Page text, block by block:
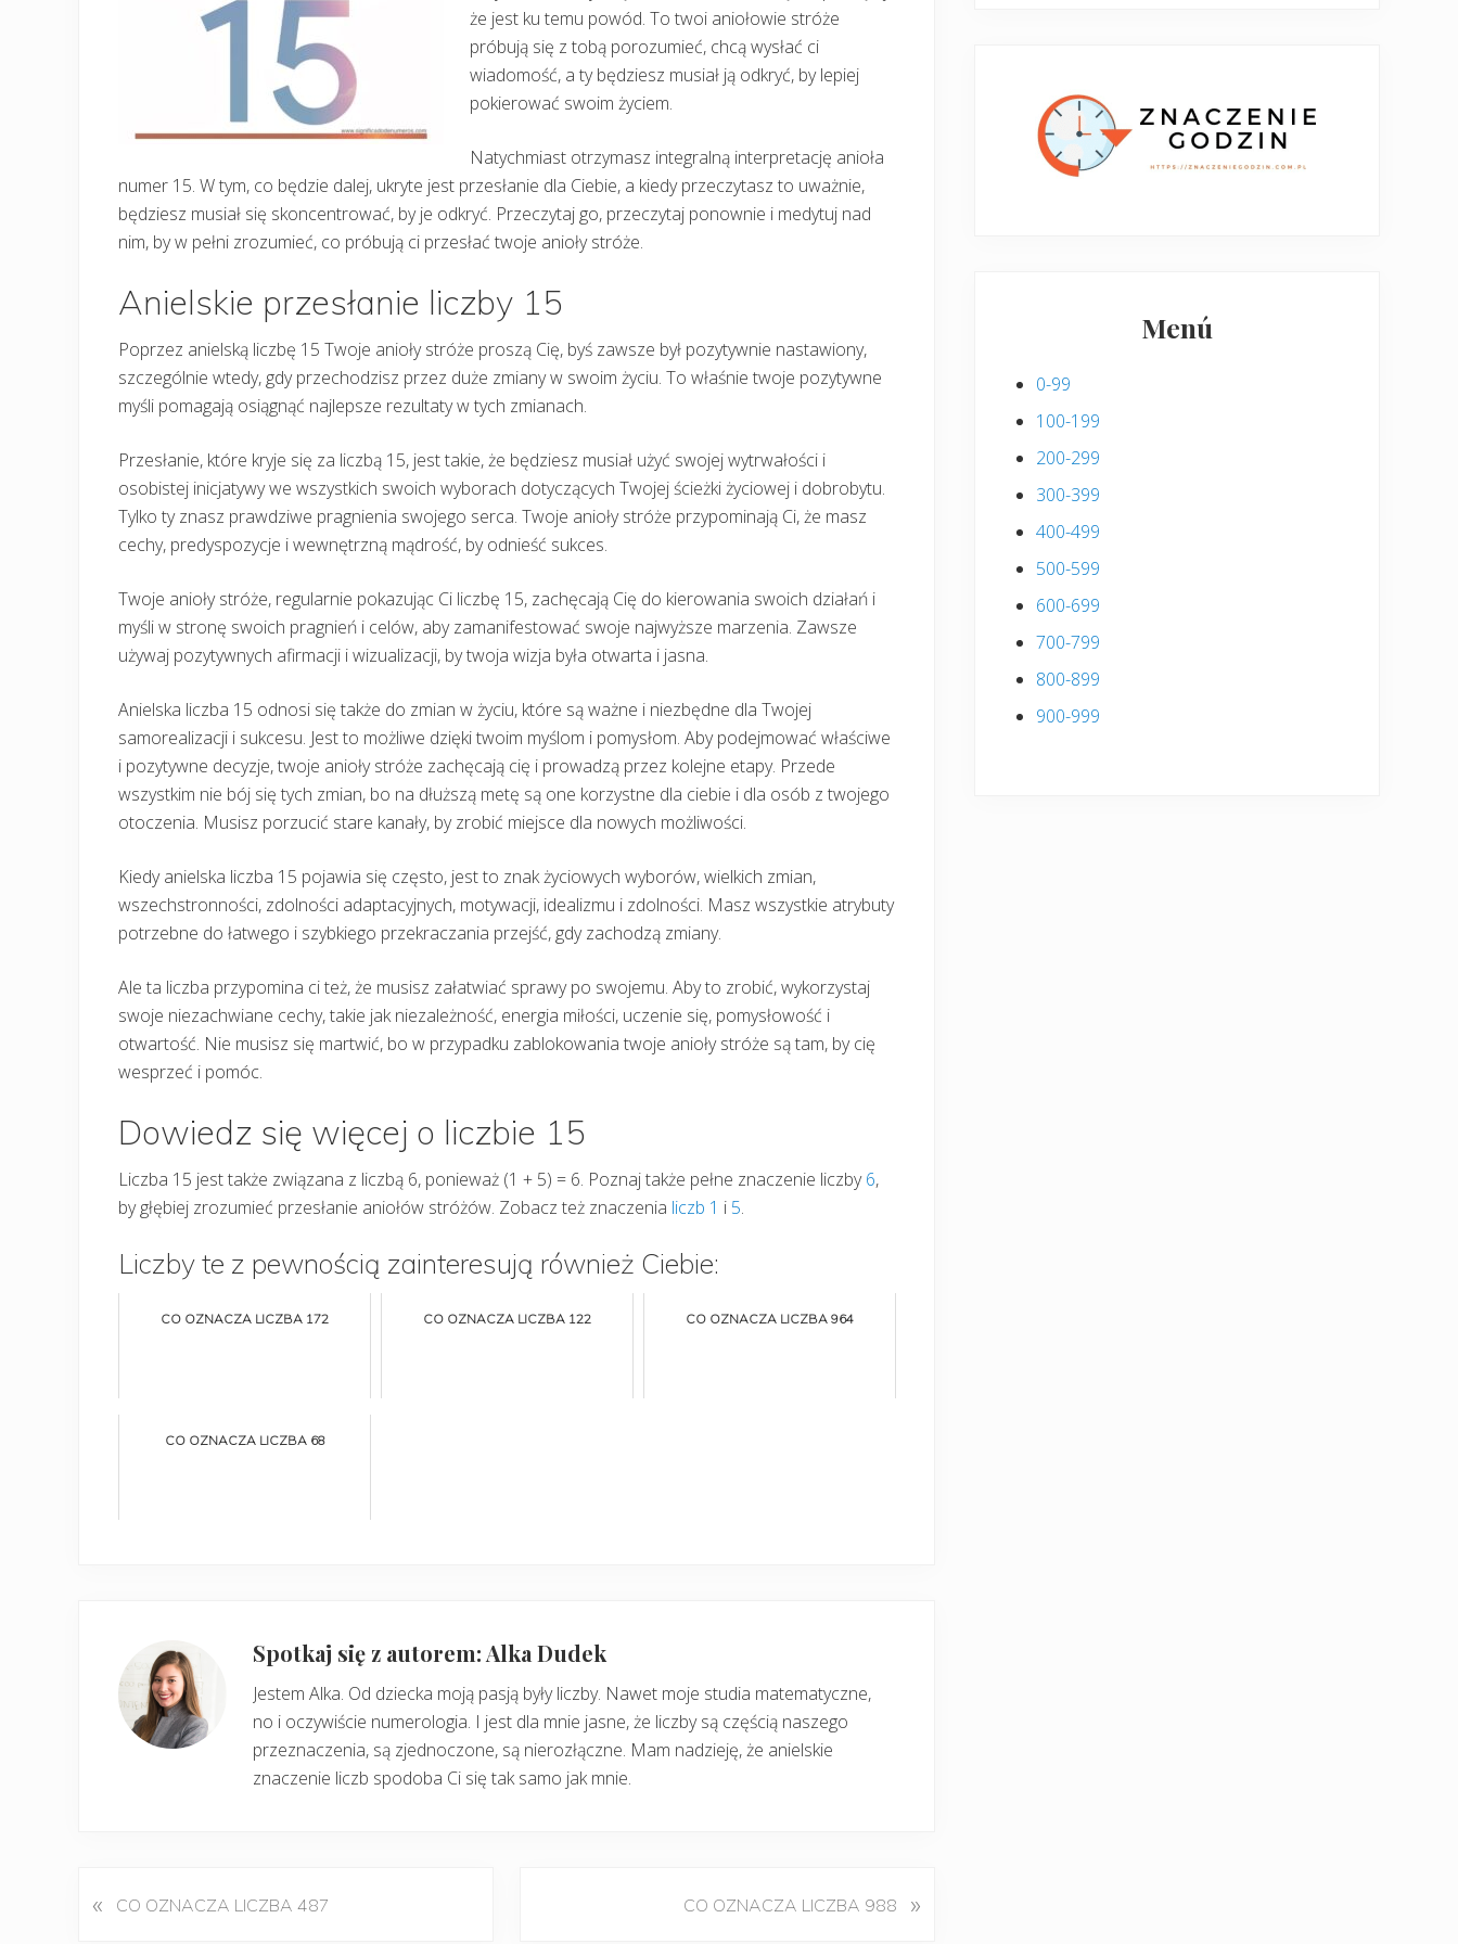
że jest ku temu powód. To twoi aniołowie stróże
próbują się z tobą porozumieć, chcą wysłać ci
wiadomość, a ty będziesz musiał ją odkryć, by lepiej
pokierować swoim życiem.
Natychmiast otrzymasz integralną interpretację anioła
numer 15. W tym, co będzie dalej, ukryte jest przesłanie dla Ciebie, a kiedy przeczytasz to uważnie,
będziesz musiał się skoncentrować, by je odkryć. Przeczytaj go, przeczytaj ponownie i medytuj nad
nim, by w pełni zrozumieć, co próbują ci przesłać twoje anioły stróże.
Anielskie przesłanie liczby 15
Poprzez anielską liczbę 15 Twoje anioły stróże proszą Cię, byś zawsze był pozytywnie nastawiony,
szczególnie wtedy, gdy przechodzisz przez duże zmiany w swoim życiu. To właśnie twoje pozytywne
myśli pomagają osiągnąć najlepsze rezultaty w tych zmianach.
Przesłanie, które kryje się za liczbą 15, jest takie, że będziesz musiał użyć swojej wytrwałości i
osobistej inicjatywy we wszystkich swoich wyborach dotyczących Twojej ścieżki życiowej i dobrobytu.
Tylko ty znasz prawdziwe pragnienia swojego serca. Twoje anioły stróże przypominają Ci, że masz
cechy, predyspozycje i wewnętrzną mądrość, by odnieść sukces.
Twoje anioły stróże, regularnie pokazując Ci liczbę 15, zachęcają Cię do kierowania swoich działań i
myśli w stronę swoich pragnień i celów, aby zamanifestować swoje najwyższe marzenia. Zawsze
używaj pozytywnych afirmacji i wizualizacji, by twoja wizja była otwarta i jasna.
Anielska liczba 15 odnosi się także do zmian w życiu, które są ważne i niezbędne dla Twojej
samorealizacji i sukcesu. Jest to możliwe dzięki twoim myślom i pomysłom. Aby podejmować właściwe
i pozytywne decyzje, twoje anioły stróże zachęcają cię i prowadzą przez kolejne etapy. Przede
wszystkim nie bój się tych zmian, bo na dłuższą metę są one korzystne dla ciebie i dla osób z twojego
otoczenia. Musisz porzucić stare kanały, by zrobić miejsce dla nowych możliwości.
Kiedy anielska liczba 15 pojawia się często, jest to znak życiowych wyborów, wielkich zmian,
wszechstronności, zdolności adaptacyjnych, motywacji, idealizmu i zdolności. Masz wszystkie atrybuty
potrzebne do łatwego i szybkiego przekraczania przejść, gdy zachodzą zmiany.
Ale ta liczba przypomina ci też, że musisz załatwiać sprawy po swojemu. Aby to zrobić, wykorzystaj
swoje niezachwiane cechy, takie jak niezależność, energia miłości, uczenie się, pomysłowość i
otwartość. Nie musisz się martwić, bo w przypadku zablokowania twoje anioły stróże są tam, by cię
wesprzeć i pomóc.
Dowiedz się więcej o liczbie 15
Liczba 15 jest także związana z liczbą 6, ponieważ (1 + 5) = 6. Poznaj także pełne znaczenie liczby6,
by głębiej zrozumieć przesłanie aniołów stróżów. Zobacz też znaczenia liczb 1 i 5.
Liczby te z pewnością zainteresują również Ciebie:
CO OZNACZA LICZBA 172 CO OZNACZA LICZBA 122 CO OZNACZA LICZBA 964
CO OZNACZA LICZBA 68
Spotkaj się z autorem: Alka Dudek
Jestem Alka. Od dziecka moją pasją były liczby. Nawet moje studia matematyczne,
no i oczywiście numerologia. I jest dla mnie jasne, że liczby są częścią naszego
przeznaczenia, są zjednoczone, są nierozłączne. Mam nadzieję, że anielskie
znaczenie liczb spodoba Ci się tak samo jak mnie.
P
« CO OZNACZA LICZBA 487 CO OZNACZA LICZBA 988 »
Menú
0-99
100-199
200-299
300-399
400-499
500-599
600-699
700-799
800-899
900-999